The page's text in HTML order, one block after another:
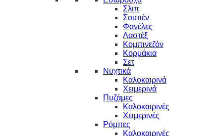
Σλιπ
Σουτιέν
Φανέλες
Λαστέξ
Κομπινεζόν
Κορμάκια
Σετ
Νυχτικά
Καλοκαιρινά
Χειμερινά
Πυζάμες
Καλοκαιρινές
Χειμερινές
Ρόμπες
Καλοκαιρινές